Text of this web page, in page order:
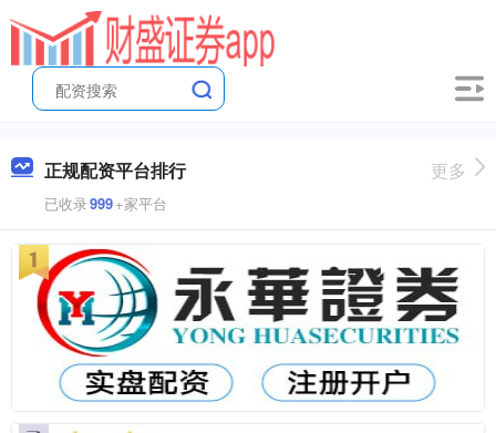
正规配资平台排行
已收录999+家平台
更多